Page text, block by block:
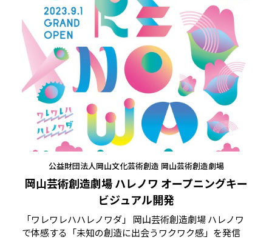
岡山芸術創造劇場 ハレノワ オープニングキー
ビジュアル開発
公益財団法人岡山文化芸術創造 岡山芸術創造劇場
「ワレワレハハレノワダ」 岡山芸術創造劇場 ハレノワ
で体感する「未知の創造に出会うワクワク感」を発信